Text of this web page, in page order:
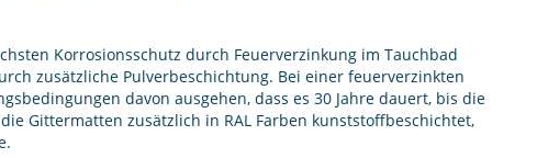
Korrosionsschutz durch Feuerverzinkung im Tauchbad
zusätzliche Pulverbeschichtung. Bei einer feuerverzinkten
davon ausgehen, dass es 30 Jahre dauert, bis die
Gittermatten zusätzlich in RAL Farben kunststoffbeschichtet,